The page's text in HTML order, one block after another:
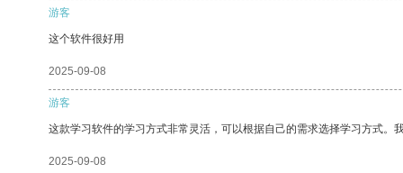
游客
这个软件很好用
2025-09-08
游客
这款学习软件的学习方式非常灵活，可以根据自己的需求选择学习方式。
2025-09-08